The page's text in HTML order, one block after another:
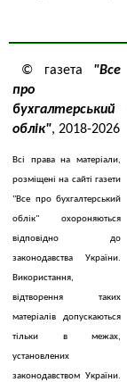
© газета "Все
про
бухгалтерський
облік", 2018-2026
Всі права на матеріали,
розміщені на сайті газети
"Все про бухгалтерський
облік" охороняються
відповідно до
законодавства України.
Використання,
відтворення таких
матеріалів допускаються
тільки в межах,
установлених
законодавством України.